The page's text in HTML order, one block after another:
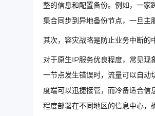
整的信息和配置备份。例如，一家
集合同步到异地备份节点，一旦主
其次，容灾战略是防止业务中断的
对于原生IP服务优良程度，常见
一节点发生错误时，流量可以自动
度端可以迅捷接管，而冷备适合
程度部署在不同地区的信息中心，